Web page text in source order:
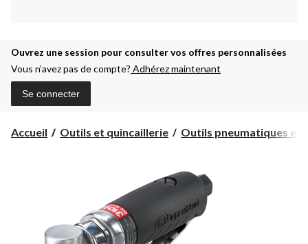
Ouvrez une session pour consulter vos offres personnalisées
Vous n’avez pas de compte? Adhérez maintenant
Se connecter
Accueil Outils et quincaillerie Outils pneumatiques et